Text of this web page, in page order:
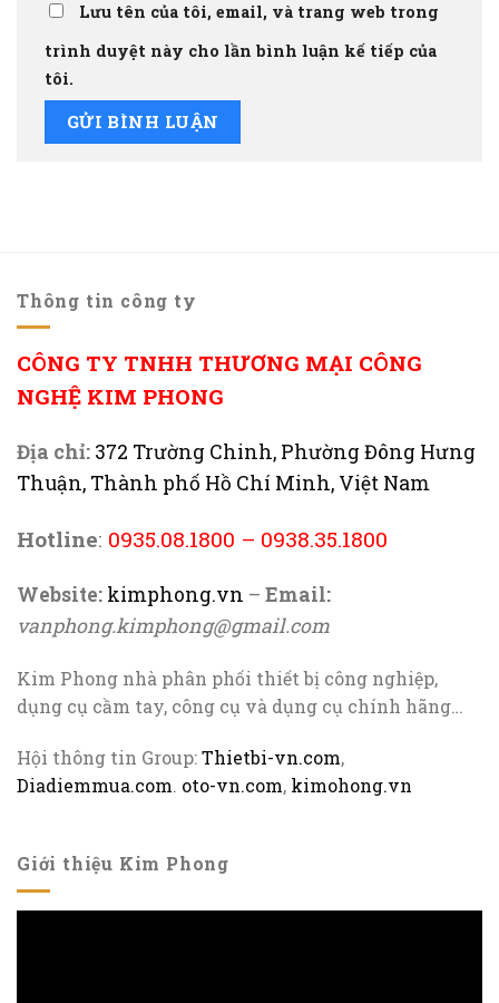
Lưu tên của tôi, email, và trang web trong
trình duyệt này cho lần bình luận kế tiếp của
tôi.
Thông tin công ty
CÔNG TY TNHH THƯƠNG MẠI CÔNG
NGHỆ KIM PHONG
Địa chỉ: 372 Trường Chinh, Phường Đông Hưng
Thuận, Thành phố Hồ Chí Minh, Việt Nam
Hotline: 0935.08.1800 – 0938.35.1800
Website: kimphong.vn – Email:
vanphong.kimphong@gmail.com
Kim Phong nhà phân phối thiết bị công nghiệp,
dụng cụ cầm tay, công cụ và dụng cụ chính hãng…
Hội thông tin Group:Thietbi-vn.com,
Diadiemmua.com. oto-vn.com, kimohong.vn
Giới thiệu Kim Phong